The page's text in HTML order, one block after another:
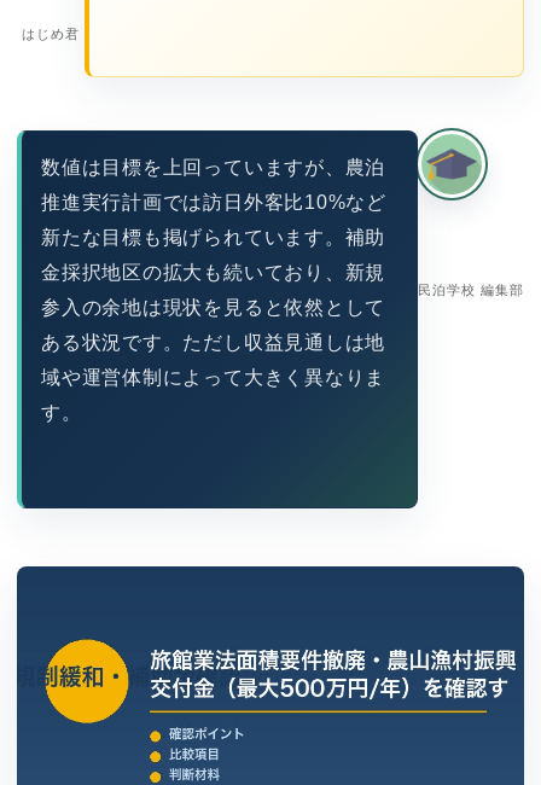
はじめ君
民泊学校 編集部
数値は目標を上回っていますが、農泊
推進実行計画では訪日外客比10%など
新たな目標も掲げられています。補助
金採択地区の拡大も続いており、新規
参入の余地は現状を見ると依然として
ある状況です。ただし収益見通しは地
域や運営体制によって大きく異なりま
す。